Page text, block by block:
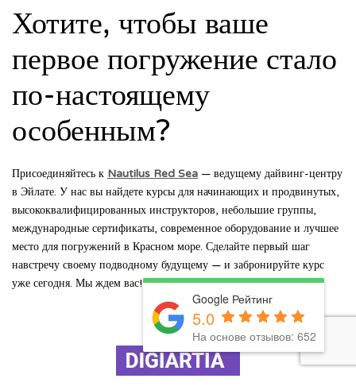
Хотите, чтобы ваше
первое погружение стало
по-настоящему
особенным?
Присоединяйтесь к Nautilus Red Sea — ведущему дайвинг-центру
в Эйлате. У нас вы найдете курсы для начинающих и продвинутых,
высококвалифицированных инструкторов, небольшие группы,
международные сертификаты, современное оборудование и лучшее
место для погружений в Красном море. Сделайте первый шаг
навстречу своему подводному будущему — и забронируйте курс
уже сегодня. Мы ждем вас!
Google Рейтинг
5.0
На основе отзывов: 652